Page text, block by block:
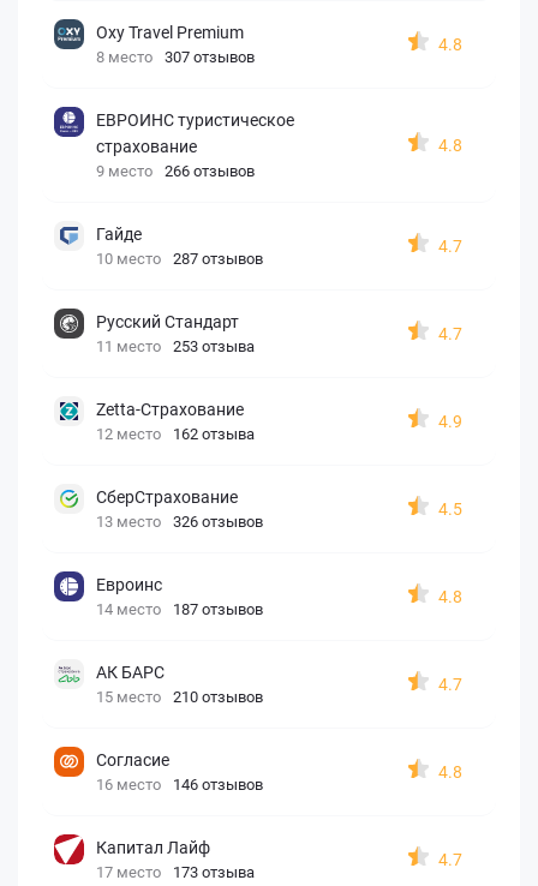
Oxy Travel Premium
8 место 307 отзывов
4.8
ЕВРОИНС туристическое
страхование
9 место 266 отзывов
4.8
Гайде
10 место 287 отзывов
4.7
Русский Стандарт
11 место 253 отзыва
4.7
Zetta-Страхование
12 место 162 отзыва
4.9
СберСтрахование
13 место 326 отзывов
4.5
Евроинс
14 место 187 отзывов
4.8
АК БАРС
15 место 210 отзывов
4.7
Согласие
16 место 146 отзывов
4.8
Капитал Лайф
17 место 173 отзыва
4.7